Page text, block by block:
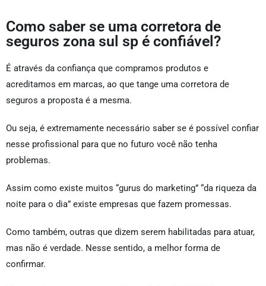
Como saber se uma corretora de
seguros zona sul sp é confiável?
É através da confiança que compramos produtos e
acreditamos em marcas, ao que tange uma corretora de
seguros a proposta é a mesma.
Ou seja, é extremamente necessário saber se é possível confiar
nesse profissional para que no futuro você não tenha
problemas.
Assim como existe muitos “gurus do marketing” “da riqueza da
noite para o dia” existe empresas que fazem promessas.
Como também, outras que dizem serem habilitadas para atuar,
mas não é verdade. Nesse sentido, a melhor forma de
confirmar.